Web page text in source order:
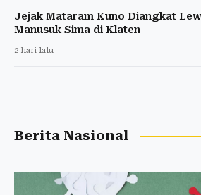
Jejak Mataram Kuno Diangkat
Manusuk Sima di Klaten
2 hari lalu
Berita Nasional